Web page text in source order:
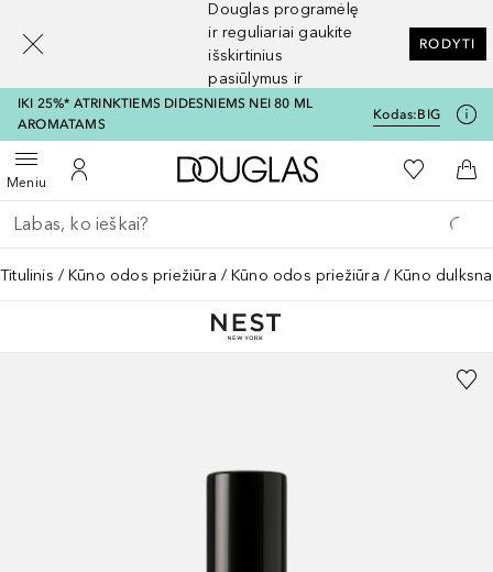
Douglas programėlę
ir reguliariai gaukite
išskirtinius
pasiūlymus ir
nuolaidas
RODYTI
IKI 25%* ATRINKTIEMS DIDESNIEMS NEI 80 ML
AROMATAMS
Kodas:BIG
MeniuAtidaryti meniuĮ mano paskyrą
Į Douglas pagrindinį
Į mano
Į
Grįžk atgal
Vykdykite paiešką
Titulinis Kūno odos priežiūra Kūno odos priežiūra Kūno dulksna
[navigation.slideout.screenreader]